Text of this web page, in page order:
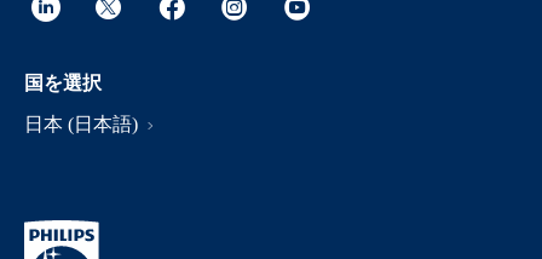
国を選択
日本 (日本語)